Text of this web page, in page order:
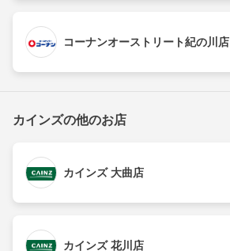
コーナンオーストリート紀の川店
カインズの他のお店
カインズ 大曲店
カインズ 花川店